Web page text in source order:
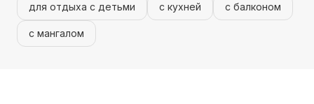
для отдыха с детьми с кухней с балконом
с мангалом